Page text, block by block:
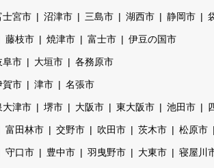
士宮市 沼津市 三島市 湖西市 静岡市
藤枝市 焼津市 富士市 伊豆の国市
阜市 大垣市 各務原市
賀市 津市 名張市
大津市 堺市 大阪市 東大阪市 池田市
富田林市 交野市 吹田市 茨木市 松原市
守口市 豊中市 羽曳野市 大東市 寝屋川